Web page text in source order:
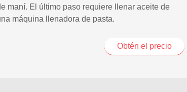
maní. El último paso requiere llenar aceite de
máquina llenadora de pasta.
Obtén el precio